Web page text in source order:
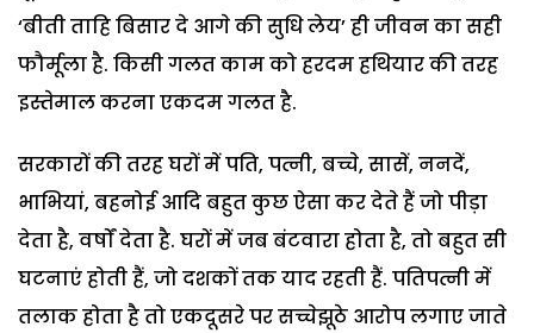
‘बीती ताहि बिसार दे आगे की सुधि लेय’ ही जीवन का सही
फौर्मूला है. किसी गलत काम को हरदम हथियार की तरह
इस्तेमाल करना एकदम गलत है.
सरकारों की तरह घरों में पति, पत्नी, बच्चे, सासें, ननदें,
भाभियां, बहनोई आदि बहुत कुछ ऐसा कर देते हैं जो पीड़ा
देता है, वर्षों देता है. घरों में जब बंटवारा होता है, तो बहुत सी
घटनाएं होती हैं, जो दशकों तक याद रहती हैं. पतिपत्नी में
तलाक होता है तो एकदूसरे पर सच्चेझूठे आरोप लगाए जाते